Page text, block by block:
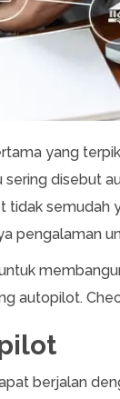
yang
sering disebut
tidak semudah
pengalaman
autopilot.
berjalan